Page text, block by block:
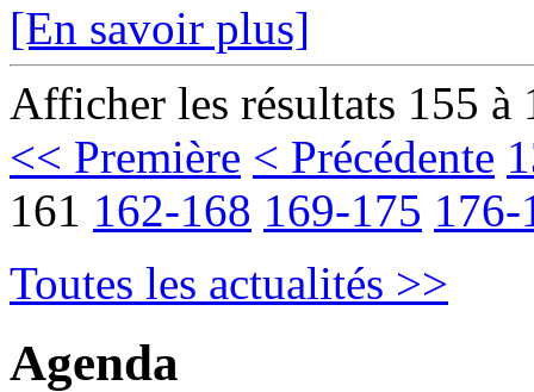
[En savoir plus]
Afficher les résultats 155 à
<< Première < Précédente
161 162-168 169-175 176-
Toutes les actualités >>
Agenda